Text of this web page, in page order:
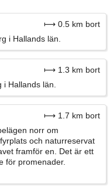
⟼ 0.5 km bort
i Hallands län.
⟼ 1.3 km bort
Hallands län.
⟼ 1.7 km bort
norr om
och naturreservat
framför en. Det är ett
för promenader.